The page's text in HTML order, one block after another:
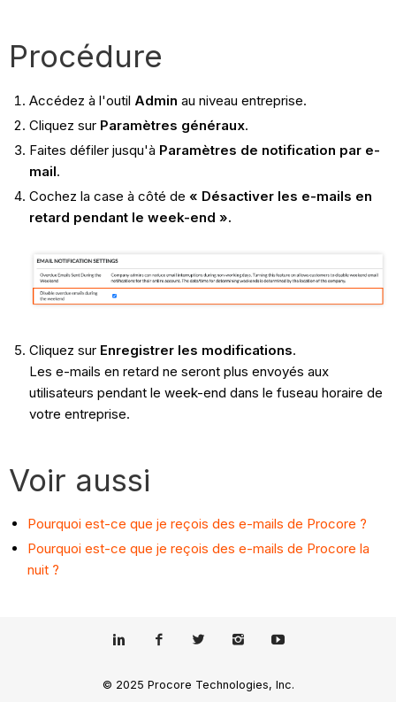
Procédure
Accédez à l'outil Admin au niveau entreprise.
Cliquez surParamètres généraux.
Faites défiler jusqu'à Paramètres de notification par e-
mail.
Cochez la case à côté de « Désactiver les e-mails en
retard pendant le week-end ».
Cliquez sur Enregistrer les modifications.
Les e-mails en retard ne seront plus envoyés aux
utilisateurs pendant le week-end dans le fuseau horaire de
votre entreprise.
Voir aussi
Pourquoi est-ce que je reçois des e-mails de Procore ?
Pourquoi est-ce que je reçois des e-mails de Procore la
nuit ?
© 2025 Procore Technologies, Inc.